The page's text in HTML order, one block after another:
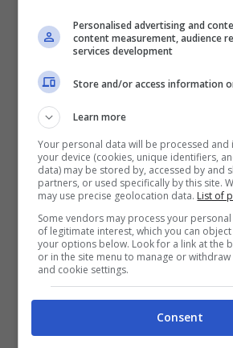
dunque non verranno
mesi.
Azienda Toyota, incendo in Repubblica
Fuoristrada)
La notizia è sconvolgente,
un primo tempo si è parlato
Personalised advertising and
content measurement, audience
services development
Store and/or access information
Learn more
Your personal data will be processed
your device (cookies, unique identifiers,
data) may be stored by, accessed by and
partners, or used specifically by this site.
may use precise geolocation data. List of
Some vendors may process your
of legitimate interest, which you can
your options below. Look for a link at the
or in the site menu to manage or
and cookie settings.
Consent